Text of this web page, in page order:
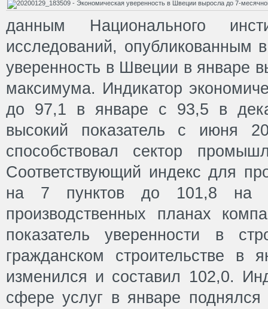
данным Национального
исследований, опубликованным
уверенность в Швеции в январе
максимума. Индикатор
до 97,1 в январе с 93,5 в
высокий показатель с июня
способствовал сектор
Соответствующий индекс для
на 7 пунктов до 101,8 на
производственных планах
показатель уверенности в
гражданском строительстве в
изменился и составил 102,0.
сфере услуг в январе